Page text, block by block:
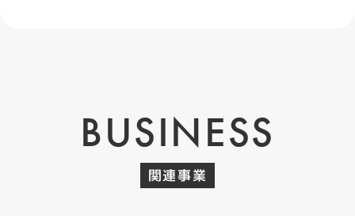
BUSINESS
関連事業